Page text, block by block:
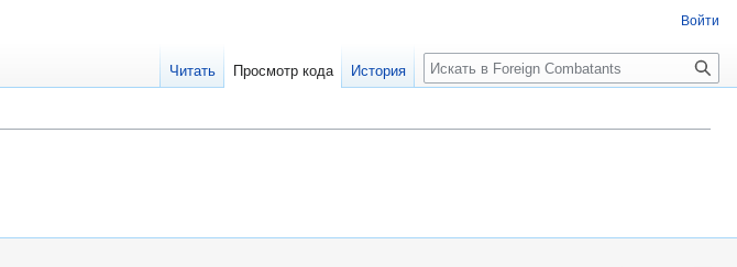
Войти
Читать Просмотр кода История